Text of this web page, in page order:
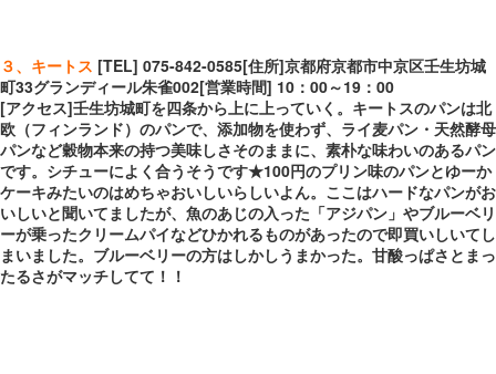
３、キートス [TEL] 075-842-0585[住所]京都府京都市中京区壬生坊城
町33グランディール朱雀002[営業時間] 10：00～19：00
[アクセス]壬生坊城町を四条から上に上っていく。キートスのパンは北
欧（フィンランド）のパンで、添加物を使わず、ライ麦パン・天然酵母
パンなど穀物本来の持つ美味しさそのままに、素朴な味わいのあるパン
です。シチューによく合うそうです★100円のプリン味のパンとゆーか
ケーキみたいのはめちゃおいしいらしいよん。ここはハードなパンがお
いしいと聞いてましたが、魚のあじの入った「アジパン」やブルーベリ
ーが乗ったクリームパイなどひかれるものがあったので即買いしいてし
まいました。ブルーベリーの方はしかしうまかった。甘酸っぱさとまっ
たるさがマッチしてて！！